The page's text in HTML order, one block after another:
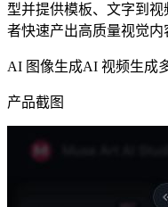
型并提供模板、文字到
者快速产出高质量视觉内
AI 图像生成AI 视频生成
产品截图